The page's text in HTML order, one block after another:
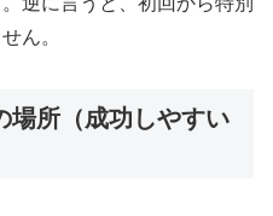
ん。
場所（成功しやすい